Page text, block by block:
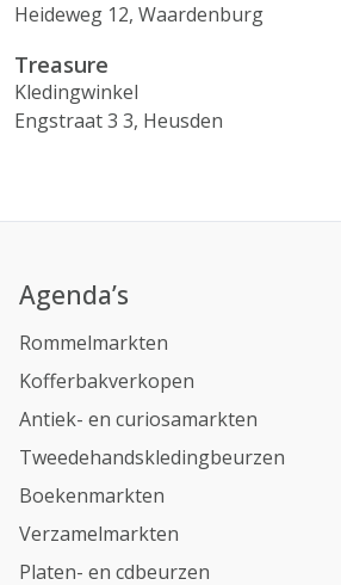
Heideweg 12, Waardenburg
Treasure
Kledingwinkel
Engstraat 3 3, Heusden
Agenda’s
Rommelmarkten
Kofferbakverkopen
Antiek- en curiosamarkten
Tweedehandskledingbeurzen
Boekenmarkten
Verzamelmarkten
Platen- en cdbeurzen